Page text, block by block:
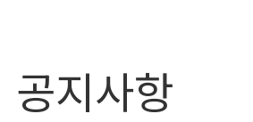
공지사항